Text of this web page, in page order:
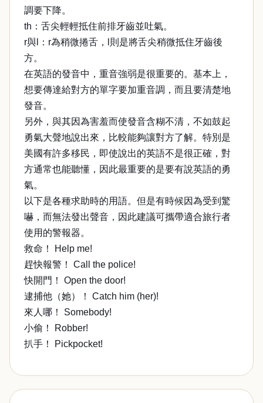
調要下降。
th：舌尖輕輕抵住前排牙齒並吐氣。
r與l：r為稍微捲舌，l則是將舌尖稍微抵住牙齒後
方。
在英語的發音中，重音強弱是很重要的。基本上，
想要傳達給對方的單字要加重音調，而且要清楚地
發音。
另外，與其因為害羞而使發音含糊不清，不如鼓起
勇氣大聲地說出來，比較能夠讓對方了解。特別是
美國有許多移民，即使說出的英語不是很正確，對
方通常也能聽懂，因此最重要的是要有說英語的勇
氣。
以下是各種求助時的用語。但是有時候因為受到驚
嚇，而無法發出聲音，因此建議可攜帶適合旅行者
使用的警報器。
救命！ Help me!
趕快報警！ Call the police!
快開門！ Open the door!
逮捕他（她）！ Catch him (her)!
來人哪！ Somebody!
小偷！ Robber!
扒手！ Pickpocket!